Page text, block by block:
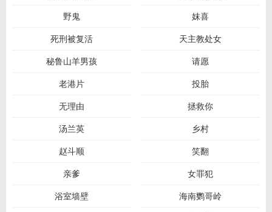
野鬼
妺喜
死刑被复活
天主教处女
秘鲁山羊男孩
请愿
老港片
投胎
无理由
拯救你
汤兰英
乡村
赵斗顺
笑翻
亲爹
女罪犯
浴室墙壁
海南鹦哥岭